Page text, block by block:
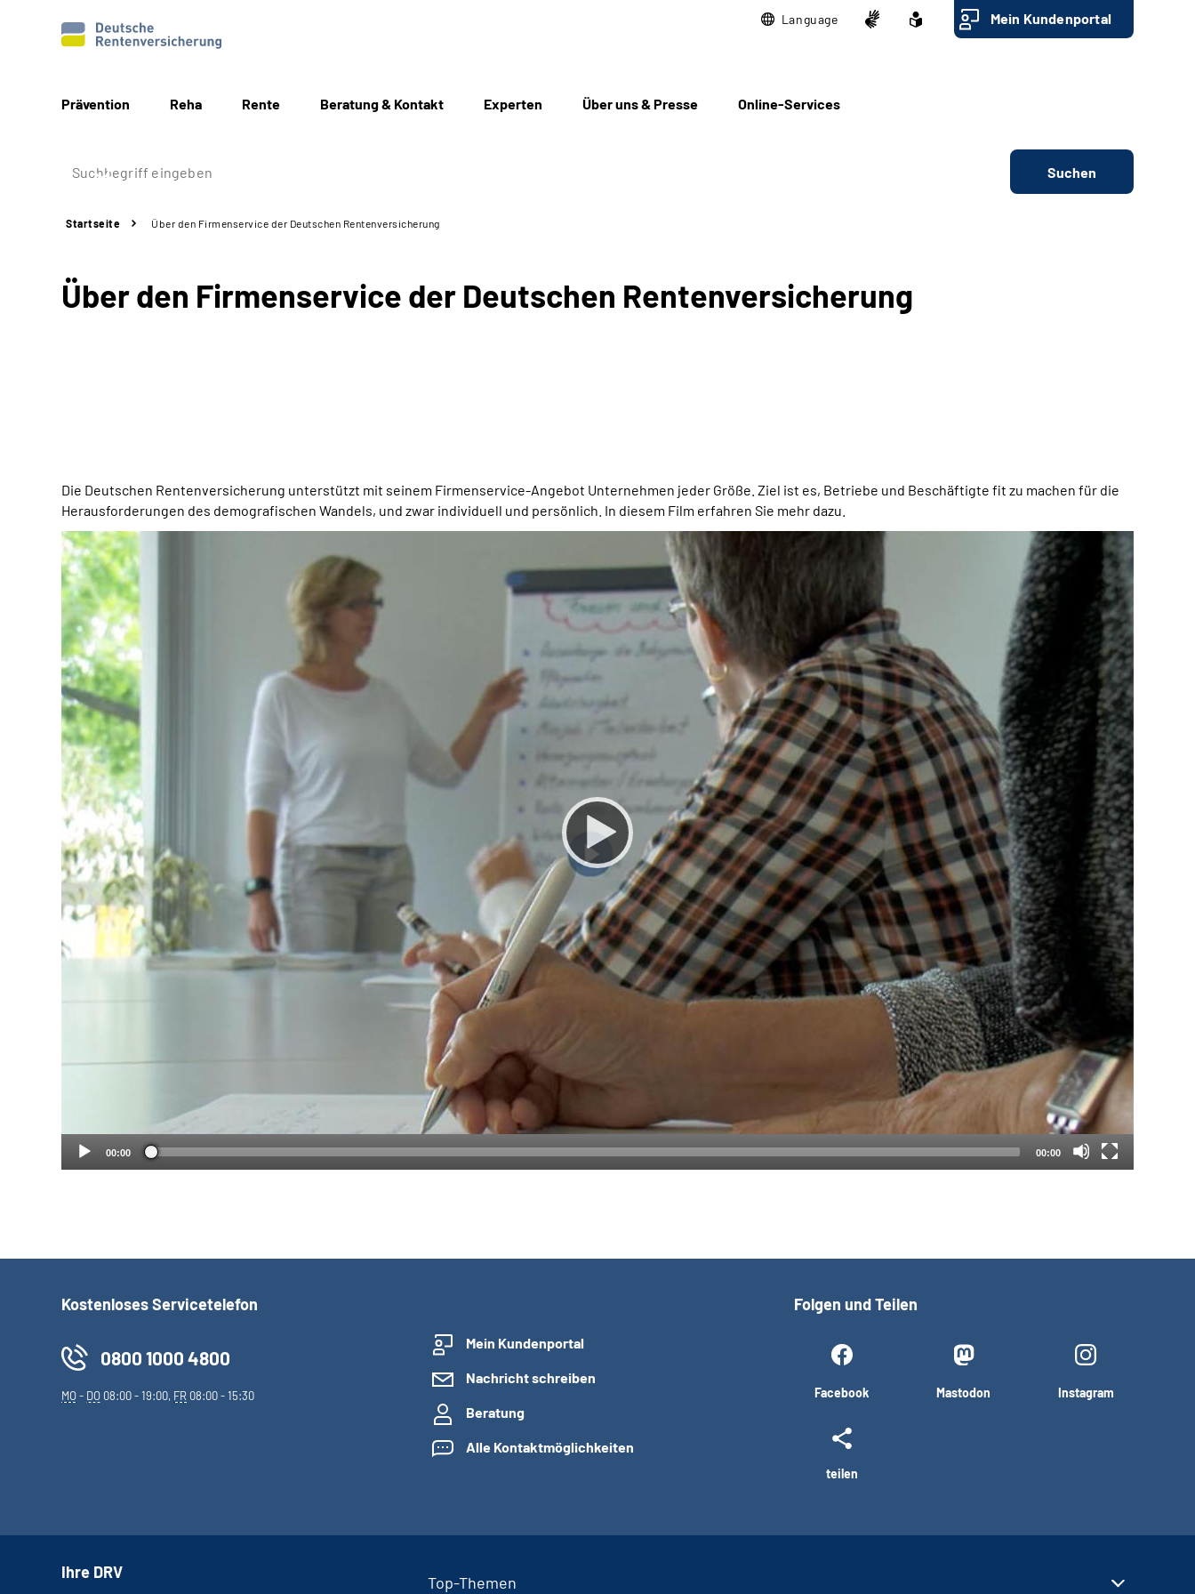
Language Mein Kundenportal
Prävention Reha Rente Beratung & Kontakt Experten Über uns & Presse Online-Services
Suchen
Startseite Über den Firmenservice der Deutschen Rentenversicherung
Über den Firmenservice der Deutschen Rentenversicherung
Die Deutschen Rentenversicherung unterstützt mit seinem Firmenservice-Angebot Unternehmen jeder Größe. Ziel ist es, Betriebe und Beschäftigte fit zu machen für die
Herausforderungen des demografischen Wandels, und zwar individuell und persönlich. In diesem Film erfahren Sie mehr dazu.
00:00 00:00
Kostenloses Servicetelefon
0800 1000 4800
MO- DO 08:00 - 19:00, FR 08:00 - 15:30
Mein Kundenportal
Nachricht schreiben
Beratung
Alle Kontaktmöglichkeiten
Folgen und Teilen
Facebook Mastodon Instagram
teilen
Top-Themen
Ihre DRV